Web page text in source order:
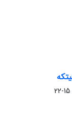
15-22